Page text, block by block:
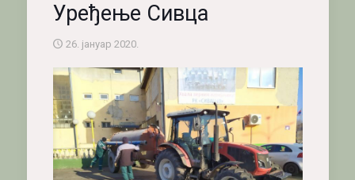
Уређење Сивца
26. јануар 2020.